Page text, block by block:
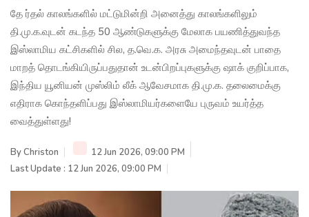
தே ர்தல் காலங்களில் மட்டுமின்றி அனைத்து காலங்களிலும்
தி.மு.க.வுடன் கடந்த 50 ஆண்டுகளுக்கு மேலாக பயணித்துவந்த
இஸ்லாமிய கட்சிகளில் சில, த.வெ.க. அரசு அமைந்தவுடன் பாதை
மாறத் தொடங்கியிருப்பதுதான் உடன்பிறப்புகளுக்கு ஷாக் குறிப்பாக,
இந்திய யூனியன் முஸ்லிம் லீக் ஆவேசமாக தி.மு.க. தலைமைக்கு
எதிராக கொந்தளிப்பது இஸ்லாமியர்களையே புருவம் உயர்த்த
வைத்துள்ளது!
ByChriston
12 Jun 2026, 09:00 PM
Last Update : 12 Jun 2026, 09:00 PM